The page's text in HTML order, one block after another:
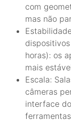
com
mas não
horas): os
mais
Escala:
câmeras
interface